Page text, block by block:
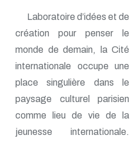
Laboratoire d’idées et de
création pour penser le
monde de demain, la Cité
internationale occupe une
place singulière dans le
paysage culturel parisien
comme lieu de vie de la
jeunesse internationale.